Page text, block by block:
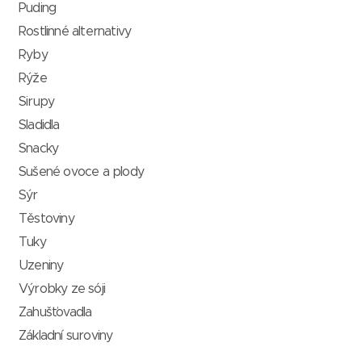
Puding
Rostlinné alternativy
Ryby
Rýže
Sirupy
Sladidla
Snacky
Sušené ovoce a plody
Sýr
Těstoviny
Tuky
Uzeniny
Výrobky ze sóji
Zahušťovadla
Základní suroviny